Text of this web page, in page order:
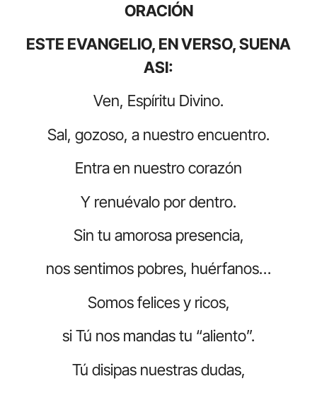
ORACIÓN
ESTE EVANGELIO, EN VERSO, SUENA
ASI:
Ven, Espíritu Divino.
Sal, gozoso, a nuestro encuentro.
Entra en nuestro corazón
Y renuévalo por dentro.
Sin tu amorosa presencia,
nos sentimos pobres, huérfanos…
Somos felices y ricos,
si Tú nos mandas tu “aliento”.
Tú disipas nuestras dudas,